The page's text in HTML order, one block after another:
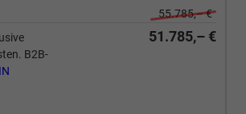
55.785,– €
B2B-
51.785,– €